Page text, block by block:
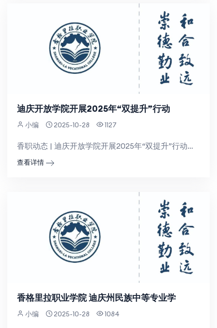
迪庆开放学院开展2025年“双提升”行动
小编 2025-10-28 1127
香职动态 | 迪庆开放学院开展2025年“双提升”行动春季学期面授工作为贯彻落实乡村振兴战略，提升基...
查看详情
香格里拉职业学院 迪庆州民族中等专业学
小编 2025-10-28 1084